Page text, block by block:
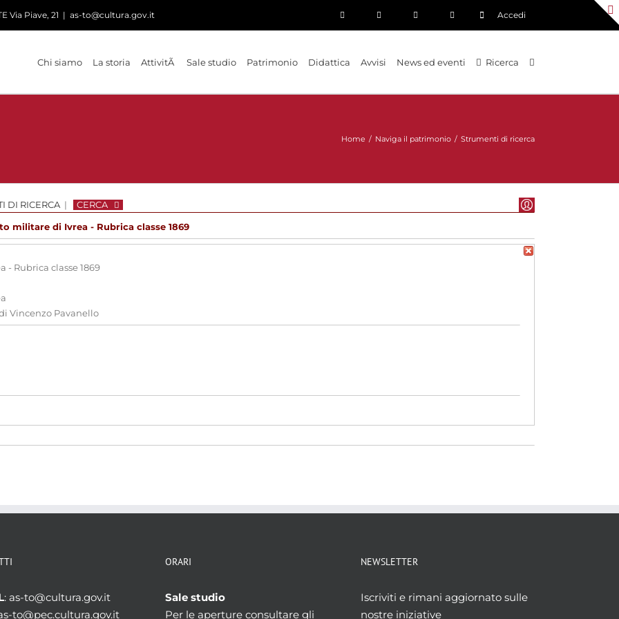
Via Piave, 21 | as-to@cultura.gov.it Accedi
Chi siamo La storia AttivitÃ Sale studio Patrimonio Didattica Avvisi News ed eventi Ricerca
Home / Naviga il patrimonio / Strumenti di ricerca
DI RICERCA | CERCA
militare di Ivrea - Rubrica classe 1869
- Rubrica classe 1869
Vincenzo Pavanello
: as-to@cultura.gov.it
to@pec.cultura.gov.it
ORARI
Sale studio
Per le aperture consultare gli
NEWSLETTER
Iscriviti e rimani aggiornato sulle
nostre iniziative